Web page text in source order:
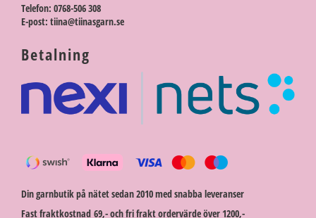
Telefon: 0768-506 308
E-post: tiina@tiinasgarn.se
Betalning
Din garnbutik på nätet sedan 2010 med snabba leveranser
Fast fraktkostnad 69,- och fri frakt ordervärde över 1200,-